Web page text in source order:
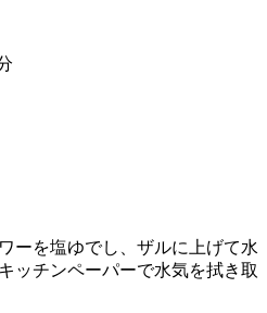
ーを塩ゆでし、ザルに上げて水
ッチンペーパーで水気を拭き取